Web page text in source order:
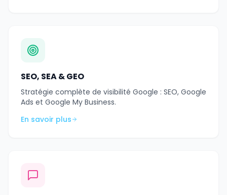
SEO, SEA & GEO
Stratégie complète de visibilité Google : SEO, Google
Ads et Google My Business.
En savoir plus